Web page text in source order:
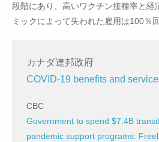
段階にあり、高いワクチン接種率と経
ミックによって失われた雇用は100％
カナダ連邦政府
COVID-19 benefits and
CBC
Government to spend $7.4B
pandemic support programs: